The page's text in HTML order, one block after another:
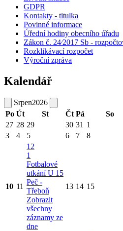
GDPR
Kontakty - titulka
Povinné informace
Úřední hodiny obecního úřadu
Zákon č. 24⁄2017 Sb -
Rozklikávací rozpočet
Výroční zpráva
Kalendář
Srpen2026
Po Út St Čt Pá So
27 28 29 30 31 1
3
4 5 6 7 8
10 11
12
1
Fotbalové
utkání U 15
Peč -
Třeboň
Zobrazit
všechny
záznamy ze
dne
13 14 15